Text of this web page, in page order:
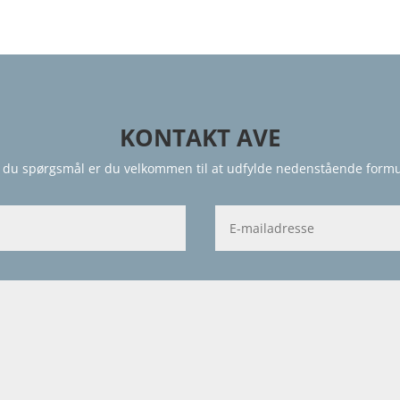
KONTAKT AVE
du spørgsmål er du velkommen til at udfylde nedenstående